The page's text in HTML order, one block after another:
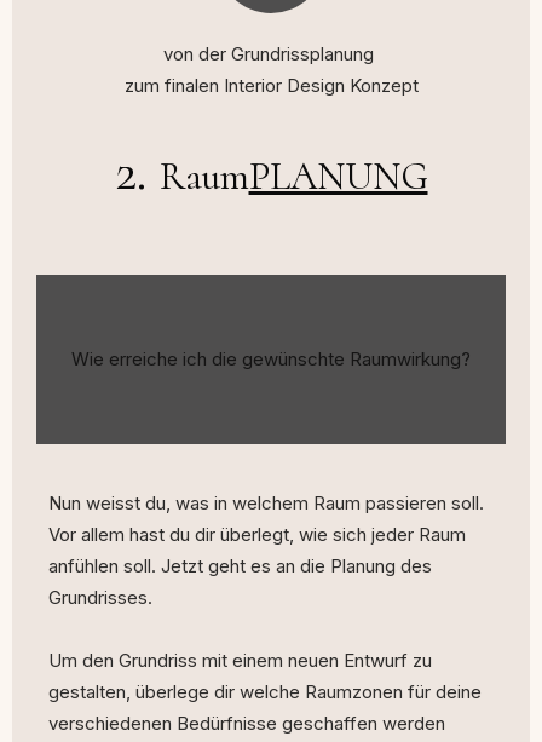
von der Grundrissplanung
zum finalen Interior Design Konzept
2. RaumPLANUNG
Wie erreiche ich die gewünschte Raumwirkung?
Nun weisst du, was in welchem Raum passieren soll.
Vor allem hast du dir überlegt, wie sich jeder Raum
anfühlen soll. Jetzt geht es an die Planung des
Grundrisses.
Um den Grundriss mit einem neuen Entwurf zu
gestalten, überlege dir welche Raumzonen für deine
verschiedenen Bedürfnisse geschaffen werden